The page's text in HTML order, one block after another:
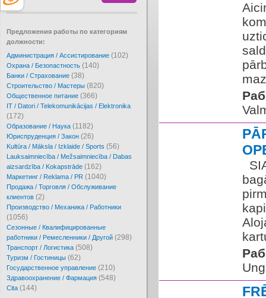
Предложения работы по категориям
должности:
Администрация / Ассистирование (102)
Охрана / Безопастность (140)
Банки / Страхование (38)
Cтроительство / Мастеры (820)
Oбщественное питание (366)
IT / Datori / Telekomunikācijas / Elektronika
(172)
Образование / Наука (1182)
Юриспруденция / Закон (26)
Kultūra / Māksla / Izklaide / Sports (56)
Lauksaimniecība / Mežsaimniecība / Dabas
aizsardzība / Kokapstrāde (162)
Маркетинг / Reklama / PR (1040)
Продажа / Торговля / Обслуживание
клиентов (2)
Производство / Механика / Работники
(1056)
Сезонные / Квалифицированные
работники / Ремесленники / Другой (298)
Транспорт / Логистика (508)
Туризм / Гостиницы (62)
Государственное управление (210)
Здравоохранение / Фармация (548)
Cita (144)